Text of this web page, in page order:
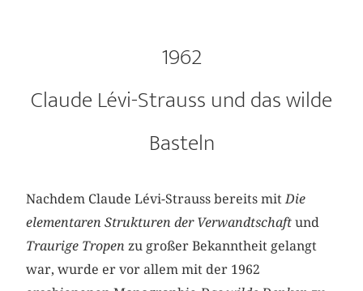
1962
Claude Lévi-Strauss und das wilde
Basteln
Nachdem Claude Lévi-Strauss bereits mitDie
elementaren Strukturen der Verwandtschaft und
Traurige Tropen zu großer Bekanntheit gelangt
war, wurde er vor allem mit der 1962